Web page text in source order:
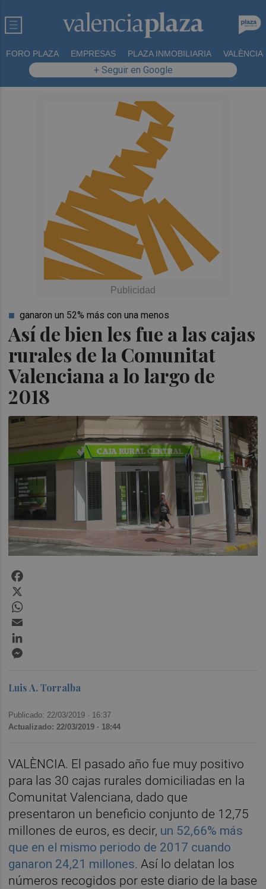
FORO PLAZA EMPRESAS PLAZA INMOBILIARIA VALÈNCIA
+ Seguir en Google
Así de bien les fue a las cajas
rurales de la Comunitat
Valenciana a lo largo de
2018
ganaron un 52% más con una menos
Luis A. Torralba
Publicado: 22/03/2019 · 16:37
Actualizado: 22/03/2019 · 18:44
VALÈNCIA. El pasado año fue muy positivo
para las 30 cajas rurales domiciliadas en la
Comunitat Valenciana, dado que
presentaron un beneficio conjunto de 12,75
millones de euros, es decir, un 52,66% más
que en el mismo periodo de 2017 cuando
ganaron 24,21 millones. Así lo delatan los
números recogidos por este diario de la base